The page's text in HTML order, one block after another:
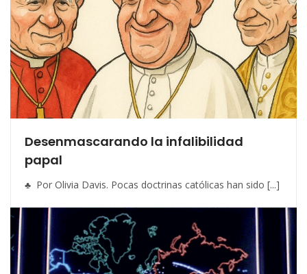
Desenmascarando la infalibilidad
papal
♣ Por Olivia Davis. Pocas doctrinas católicas han sido [...]